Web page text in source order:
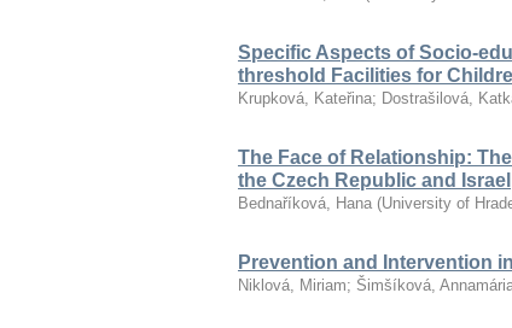
Specific Aspects of Socio-
threshold Facilities for
Krupková, Kateřina; Dostrašilová,
The Face of Relationship:
the Czech Republic and Israel
Bednaříková, Hana (University of
Prevention and Intervention
Niklová, Miriam; Šimšíková,